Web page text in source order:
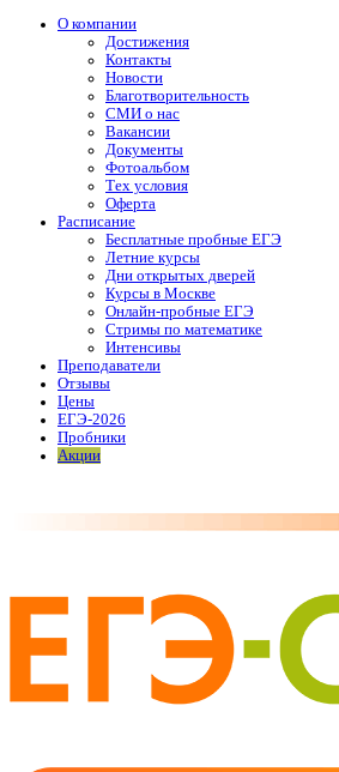
О компании
Достижения
Контакты
Новости
Благотворительность
СМИ о нас
Вакансии
Документы
Фотоальбом
Тех условия
Оферта
Расписание
Бесплатные пробные ЕГЭ
Летние курсы
Дни открытых дверей
Курсы в Москве
Онлайн-пробные ЕГЭ
Стримы по математике
Интенсивы
Преподаватели
Отзывы
Цены
ЕГЭ-2026
Пробники
Акции